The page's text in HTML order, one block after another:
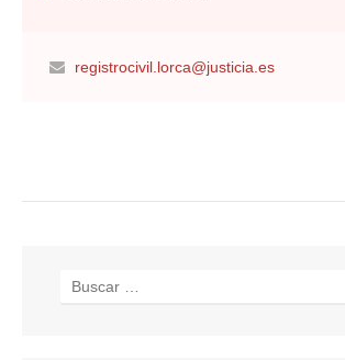
registrocivil.lorca@justicia.es